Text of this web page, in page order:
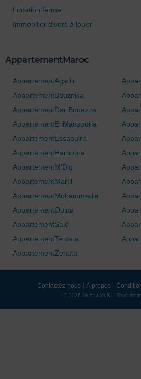
Location ferme
Immobilier divers à louer
AppartementMaroc
AppartementAgadir
AppartementBouznika
AppartementDar Bouazza
AppartementEl Mansouria
AppartementEssaouira
AppartementHarhoura
AppartementM'Diq
AppartementMartil
AppartementMohammedia
AppartementOujda
AppartementSalé
AppartementTemara
AppartementZenata
Contactez-nous À propos
© 2026 Mubawab SL. Tous